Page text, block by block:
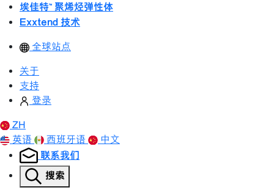
埃佳特™ 聚烯烃弹性体
Exxtend 技术
全球站点
关于
支持
登录
ZH
英语
西班牙语 中文
联系我们
搜索